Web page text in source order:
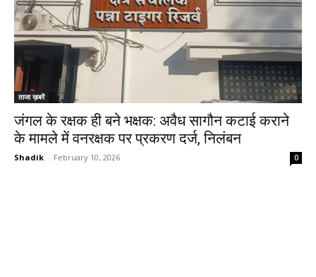
ताजा ख़बरें
जंगल के रक्षक ही बने भक्षक: अवैध सागौन कटाई कराने
के मामले में वनरक्षक पर प्रकरण दर्ज, निलंबन
Shadik - February 10, 2026 0